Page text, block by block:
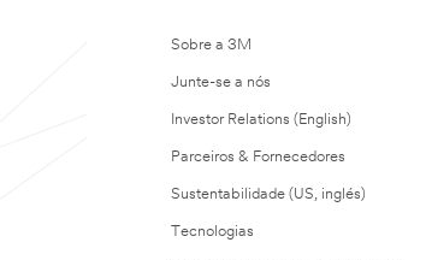
Sobre a 3M
Junte-se a nós
Investor Relations (English)
Parceiros & Fornecedores
Sustentabilidade (US, inglés)
Tecnologias